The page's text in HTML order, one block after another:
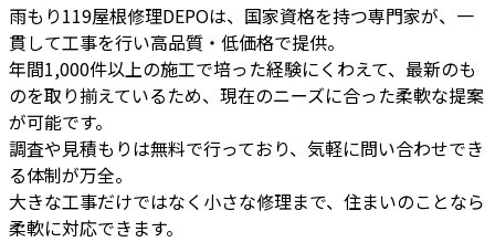
雨もり119屋根修理DEPOは、国家資格を持つ専門家が、一
貫して工事を行い高品質・低価格で提供。
年間1,000件以上の施工で培った経験にくわえて、最新のも
のを取り揃えているため、現在のニーズに合った柔軟な提案
が可能です。
調査や見積もりは無料で行っており、気軽に問い合わせでき
る体制が万全。
大きな工事だけではなく小さな修理まで、住まいのことなら
柔軟に対応できます。